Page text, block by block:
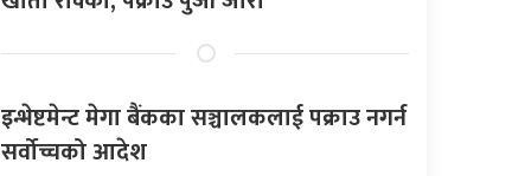
इन्भेष्टमेन्ट मेगा बैंकका सञ्चालकलाई पक्राउ नगर्न
सर्वोच्चको आदेश